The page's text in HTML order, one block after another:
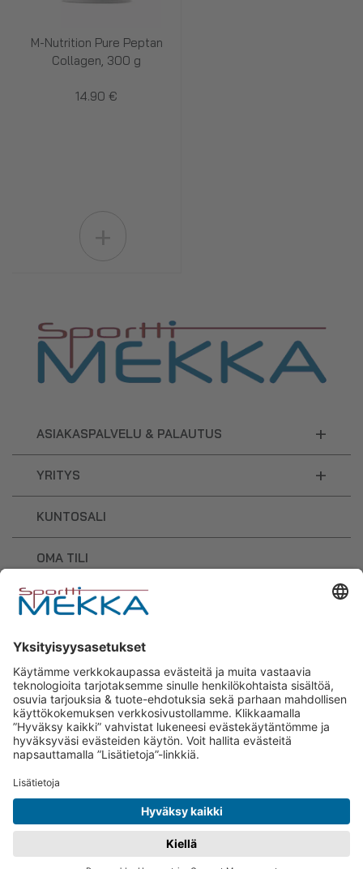
M-Nutrition Pure Peptan
Collagen, 300 g
14.90 €
ASIAKASPALVELU & PALAUTUS +
YRITYS +
KUNTOSALI
OMA TILI
OSTOSKORI
Sporttimekka – lisäravinteiden ja
urheilutarvikkeiden osaaja